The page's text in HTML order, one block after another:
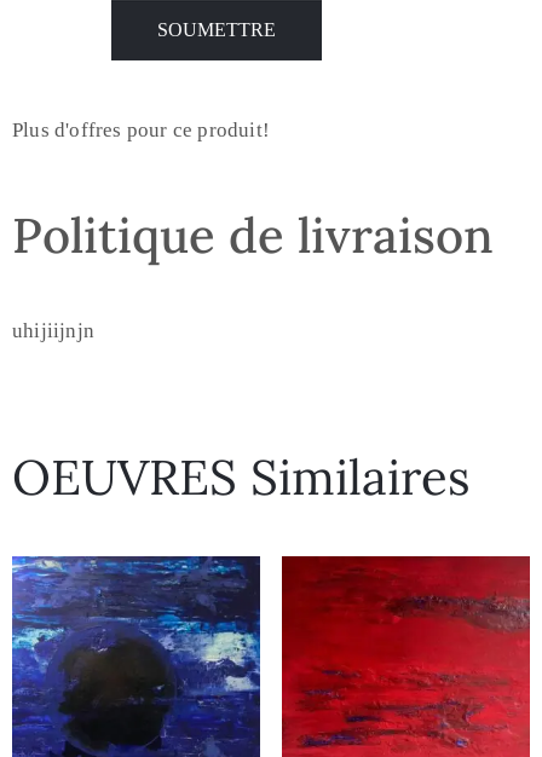
Plus d'offres pour ce produit!
Politique de livraison
uhijiijnjn
OEUVRES Similaires